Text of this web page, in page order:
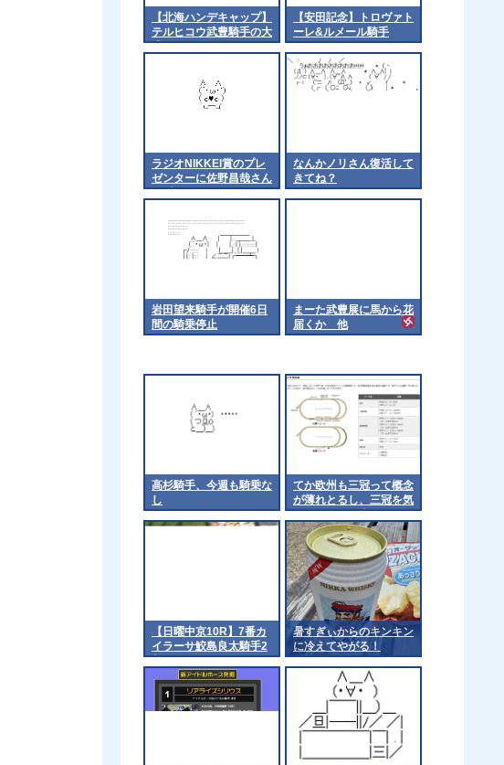
【北海ハンデキャップ】
テルヒコウ武豊騎手の大
逃げ
【安田記念】トロヴァト
ーレ&ルメール騎手
ラジオNIKKEI賞のプレ
ゼンターに佐野昌哉さん
を呼んだらサノノグレー
なんかノリさん復活して
きてね？
岩田望来騎手が開催6日
間の騎乗停止
まーた武豊展に馬から花
届くか 他
高杉騎手、今週も騎乗な
し
てか欧州も三冠って概念
が薄れとるし、三冠を気
にするのは日本くらいに
なるんやろか 他
【日曜中京10R】7番カ
イラーサ鮫島良太騎手2
着
暑すぎぃからのキンキン
に冷えてやがる！